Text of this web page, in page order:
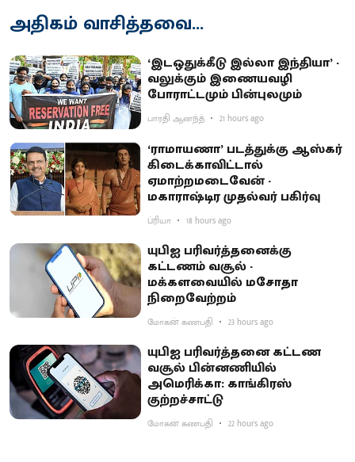
அதிகம் வாசித்தவை...
‘இடஒதுக்கீடு இல்லா இந்தியா’ -
வலுக்கும் இணையவழி
போராட்டமும் பின்புலமும்
பாரதி ஆனந்த் 21 hours ago
‘ராமாயணா’ படத்துக்கு ஆஸ்கர்
கிடைக்காவிட்டால்
ஏமாற்றமடைவேன் -
மகாராஷ்டிர முதல்வர் பகிர்வு
ப்ரியா 18 hours ago
யுபிஐ பரிவர்த்தனைக்கு
கட்டணம் வசூல் -
மக்களவையில் மசோதா
நிறைவேற்றம்
மோகன் கணபதி 23 hours ago
யுபிஐ பரிவர்த்தனை கட்டண
வசூல் பின்னணியில்
அமெரிக்கா: காங்கிரஸ்
குற்றச்சாட்டு
மோகன் கணபதி 22 hours ago